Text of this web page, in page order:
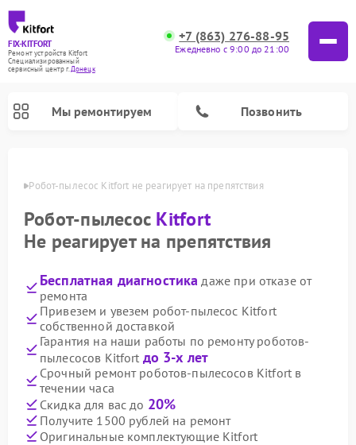
FIX-KITFORT
Ремонт устройств Kitfort
Специализированный
cервисный центр г.Донецк
+7 (863) 276-88-95
Ежедневно с 9:00 до 21:00
Мы ремонтируем Позвонить
Робот-пылесос Kitfort не реагирует на препятствия
Робот-пылесос Kitfort
Не реагирует на препятствия
Бесплатная диагностика даже при отказе от
ремонта
Привезем и увезем робот-пылесос Kitfort
собственной доставкой
Гарантия на наши работы по ремонту роботов-
пылесосов Kitfort до 3-х лет
Срочный ремонт роботов-пылесосов Kitfort в
течении часа
Скидка для вас до 20%
Получите 1500 рублей на ремонт
Оригинальные комплектующие Kitfort